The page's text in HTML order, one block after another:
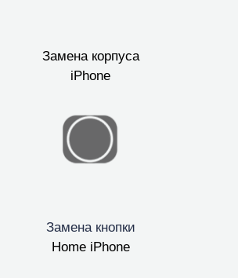
Замена корпуса
iPhone
Замена кнопки
Home iPhone